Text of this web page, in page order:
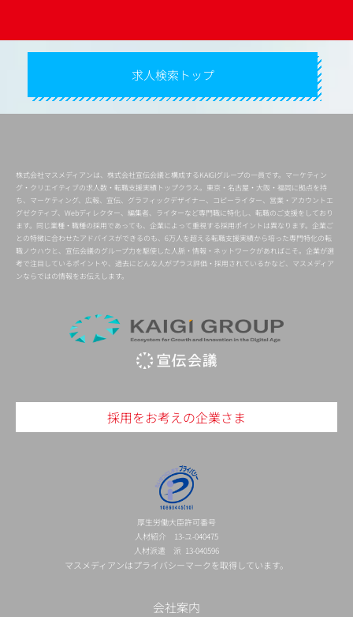
求人検索トップ
株式会社マスメディアンは、株式会社宣伝会議と構成するKAIGIグループの一員です。マーケティン
グ・クリエイティブの求人数・転職支援実績トップクラス。東京・名古屋・大阪・福岡に拠点を持
ち、マーケティング、広報、宣伝、グラフィックデザイナー、コピーライター、営業・アカウントエ
グゼクティブ、Webディレクター、編集者、ライターなど専門職に特化し、転職のご支援をしており
ます。同じ業種・職種の採用であっても、企業によって重視する採用ポイントは異なります。企業ご
との特徴に合わせたアドバイスができるのも、6万人を超える転職支援実績から培った専門特化の転
職ノウハウと、宣伝会議のグループ力を駆使した人脈・情報・ネットワークがあればこそ。企業が選
考で注目しているポイントや、過去にどんな人がプラス評価・採用されているかなど、マスメディア
ンならではの情報をお伝えします。
採用をお考えの企業さま
厚生労働大臣許可番号
人材紹介 13-ユ-040475
人材派遣 派 13-040596
マスメディアンはプライバシーマークを取得しています。
会社案内